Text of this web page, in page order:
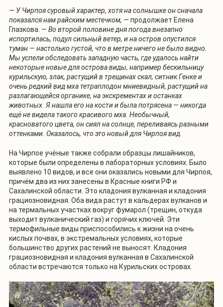
— У Чирпоя суровый характер, хотя на солнышке он сначала
показался нам райским местечком, — продолжает Елена
Глазкова. — Во второй половине дня погода внезапно
испортилась, подул сильный ветер, и на остров опустился
туман — настолько густой, что в метре ничего не было видно.
Мы успели обследовать западную часть, где удалось найти
некоторые новые для острова виды, например бескильницу
курильскую, злак, растущий в трещинах скал, ситник Генке и
очень редкий вид мха тетраплодон мниевидный, растущий на
разлагающейся органике, на экскрементах и останках
животных. Я нашла его на кости и была потрясена — никогда
ещё не видела такого красивого мха. Необычный,
красноватого цвета, он сиял на солнце, переливаясь разными
оттенками. Оказалось, что это новый для Чирпоя вид.
На Чирпое учёные также собрали образцы лишайников,
которые были определены в лабораторных условиях. Было
выявлено 10 видов, и все они оказались новыми для Чирпоя,
причём два из них занесены в Красные книги РФ и
Сахалинской области. Это кладония вулканная и кладония
грациозновидная. Оба вида растут в кальдерах вулканов и
на термальных участках вокруг фумарол (трещин, откуда
выходит вулканический газ) и горячих ключей. Эти
термофильные виды приспособились к жизни на очень
кислых почвах, в экстремальных условиях, которые
большинство других растений не выносят. Кладония
грациозновидная и кладония вулканная в Сахалинской
области встречаются только на Курильских островах.